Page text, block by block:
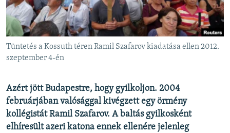
EURÓPAI UNIÓ
VILÁG
KLÍMAVÁLTOZÁS
A MÚLT TANULSÁGAI
KÖVESSEN MINKET!
Tüntetés a Kossuth téren Ramil Szafarov kiadatása ellen 2012.
szeptember 4-én
Azért jött Budapestre, hogy gyilkoljon. 2004
februárjában valósággal kivégzett egy örmény
kollégistát Ramil Szafarov. A baltás gyilkosként
elhíresült azeri katona ennek ellenére jelenleg